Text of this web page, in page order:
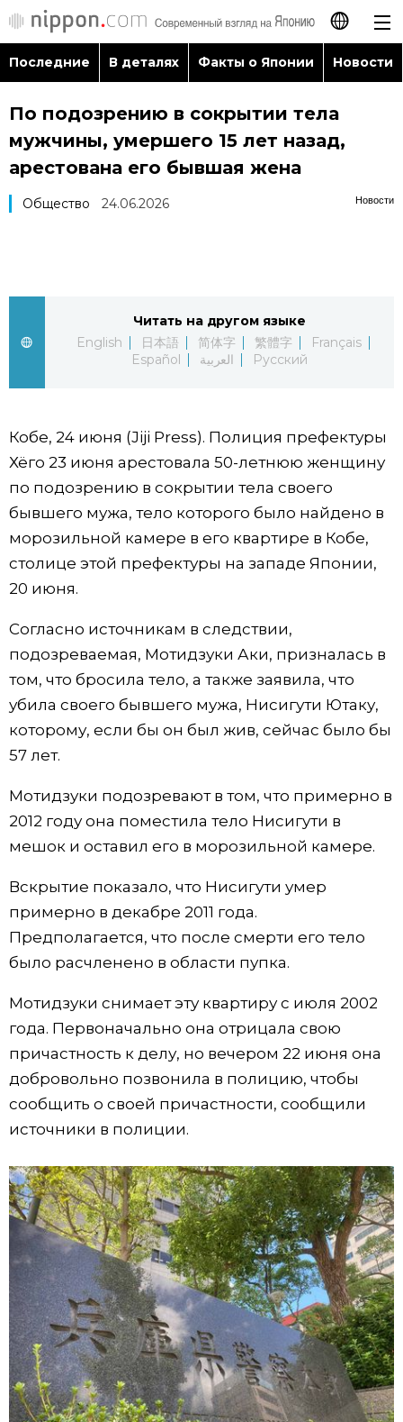
日本語
English
العربية
Последние
Фото/Видео
Разделы
Люди
Блог
Политика
Экономика
Общество
Культура
Жизнь
Технологии
Токио
От редакции
Популярные статьи
Японский язык
Японский калейдоскоп
Семья
Еда и напитки
Последние В деталях Факты о Японии Новости
По подозрению в сокрытии тела
мужчины, умершего 15 лет назад,
арестована его бывшая жена
Новости
Общество 24.06.2026
Читать на другом языке
English
日本語 简体字 繁體字
Français
Español
العربية Русский
Кобе, 24 июня (Jiji Press). Полиция префектуры
Хёго 23 июня арестовала 50-летнюю женщину
по подозрению в сокрытии тела своего
бывшего мужа, тело которого было найдено в
морозильной камере в его квартире в Кобе,
столице этой префектуры на западе Японии,
20 июня.
Согласно источникам в следствии,
подозреваемая, Мотидзуки Аки, призналась в
том, что бросила тело, а также заявила, что
убила своего бывшего мужа, Нисигути Ютаку,
которому, если бы он был жив, сейчас было бы
57 лет.
Мотидзуки подозревают в том, что примерно в
2012 году она поместила тело Нисигути в
мешок и оставил его в морозильной камере.
Вскрытие показало, что Нисигути умер
примерно в декабре 2011 года.
Предполагается, что после смерти его тело
было расчленено в области пупка.
Мотидзуки снимает эту квартиру с июля 2002
года. Первоначально она отрицала свою
причастность к делу, но вечером 22 июня она
добровольно позвонила в полицию, чтобы
сообщить о своей причастности, сообщили
источники в полиции.